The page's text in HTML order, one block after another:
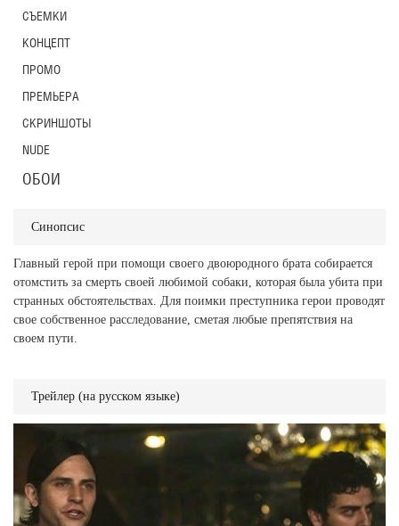
Синопсис
Главный герой при помощи своего двоюродного брата собирается
отомстить за смерть своей любимой собаки, которая была убита при
странных обстоятельствах. Для поимки преступника герои проводят
свое собственное расследование, сметая любые препятствия на
своем пути.
Трейлер (на русском языке)
СЪЕМКИ
КОНЦЕПТ
ПРОМО
ПРЕМЬЕРА
СКРИНШОТЫ
NUDE
ОБОИ